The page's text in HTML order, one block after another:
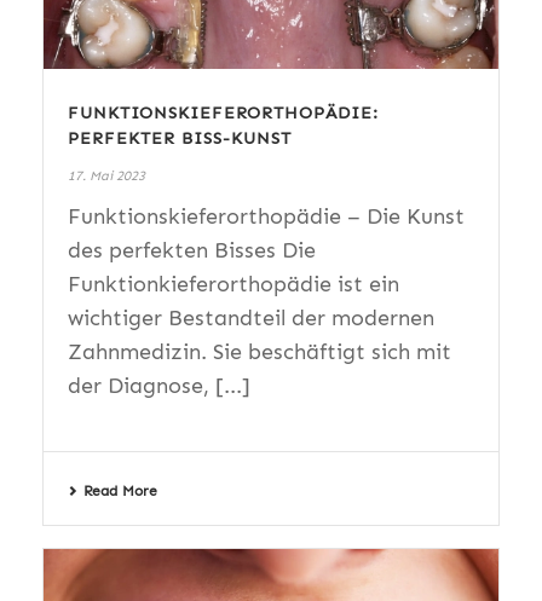
FUNKTIONSKIEFERORTHOPÄDIE:
PERFEKTER BISS-KUNST
17. Mai 2023
Funktionskieferorthopädie – Die Kunst
des perfekten Bisses Die
Funktionkieferorthopädie ist ein
wichtiger Bestandteil der modernen
Zahnmedizin. Sie beschäftigt sich mit
der Diagnose, [...]
Read More